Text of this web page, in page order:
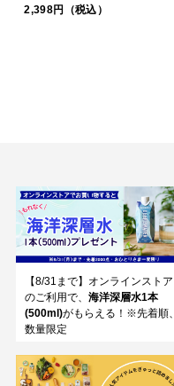
2,398円（税込）
【8/31まで】オンラインストア
のご利用で、 海洋深層水1本
(500ml)がもらえる！※先着順、
数量限定